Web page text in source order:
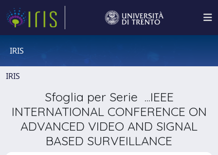
IRIS
IRIS
Sfoglia per Serie ...IEEE
INTERNATIONAL CONFERENCE ON
ADVANCED VIDEO AND SIGNAL
BASED SURVEILLANCE